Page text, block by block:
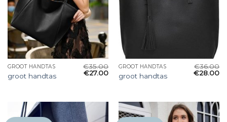
GROOT HANDTAS
groot handtas
€35.00
€27.00
GROOT HANDTAS
groot handtas
€36.00
€28.00